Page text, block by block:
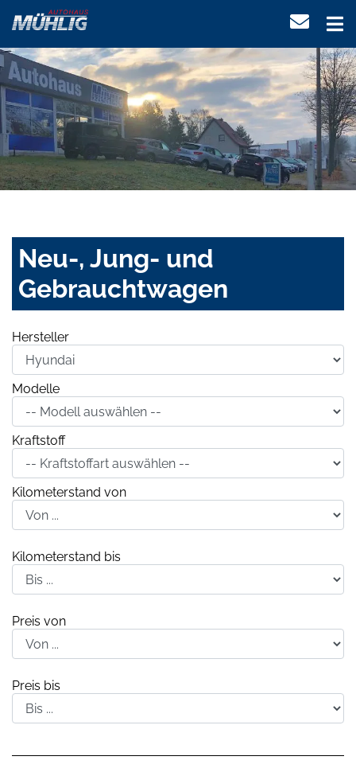
Neu-, Jung- und
Gebrauchtwagen
Hersteller
Modelle
Kraftstoff
Kilometerstand von
Kilometerstand bis
Preis von
Preis bis